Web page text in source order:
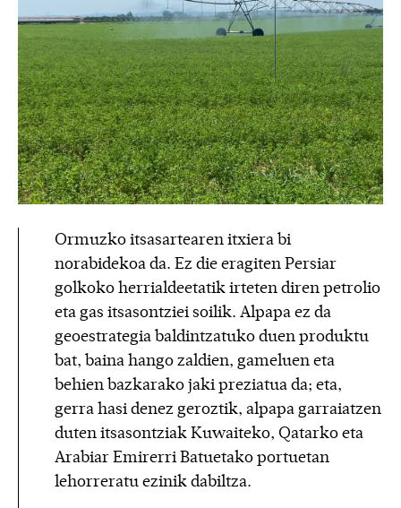
Ormuzko itsasartearen itxiera bi
norabidekoa da. Ez die eragiten Persiar
golkoko herrialdeetatik irteten diren petrolio
eta gas itsasontziei soilik. Alpapa ez da
geoestrategia baldintzatuko duen produktu
bat, baina hango zaldien, gameluen eta
behien bazkarako jaki preziatua da; eta,
gerra hasi denez geroztik, alpapa garraiatzen
duten itsasontziak Kuwaiteko, Qatarko eta
Arabiar Emirerri Batuetako portuetan
lehorreratu ezinik dabiltza.